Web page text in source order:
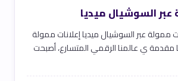
عبر السوشيال ميديا
ممولة عبر السوشيال ميديا إعلانات ممولة
مقدمة ي عالمنا الرقمي المتسارع، أصبحت